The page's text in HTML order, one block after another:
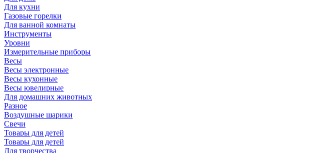
Для кухни
Газовые горелки
Для ванной комнаты
Инструменты
Уровни
Измерительные приборы
Весы
Весы электронные
Весы кухонные
Весы ювелирные
Для домашних животных
Разное
Воздушные шарики
Свечи
Товары для детей
Товары для детей
Для творчества